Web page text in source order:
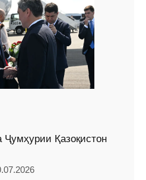
Қазоқистон